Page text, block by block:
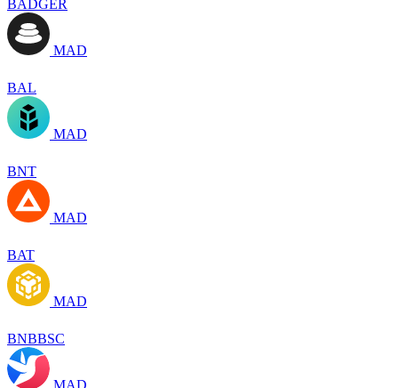
BADGER
MAD
BAL
MAD
BNT
MAD
BAT
MAD
BNBBSC
MAD